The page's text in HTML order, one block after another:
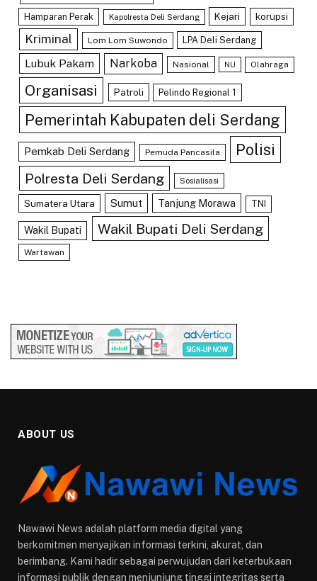
Hamparan Perak Kapolresta Deli Serdang Kejari korupsi
Kriminal Lom Lom Suwondo LPA Deli Serdang
Lubuk Pakam Narkoba Nasional NU Olahraga
Organisasi Patroli Pelindo Regional 1
Pemerintah Kabupaten deli Serdang
Pemkab Deli Serdang Pemuda Pancasila Polisi
Polresta Deli Serdang Sosialisasi
Sumatera Utara Sumut Tanjung Morawa TNI
Wakil Bupati Wakil Bupati Deli Serdang
Wartawan
ABOUT US
Nawawi News adalah platform media digital yang
berkomitmen menyajikan informasi terkini, akurat, dan
berimbang. Kami hadir sebagai perwujudan dari keterbukaan
informasi publik dengan menjunjung tinggi integritas serta